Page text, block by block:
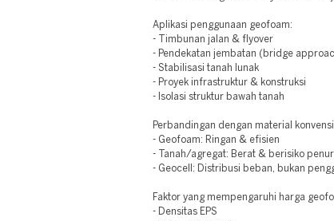
Aplikasi penggunaan geofoam:
- Timbunan jalan & flyover
- Pendekatan jembatan (bridge
- Stabilisasi tanah lunak
- Proyek infrastruktur & konstruksi
- Isolasi struktur bawah tanah
Perbandingan dengan material
- Geofoam: Ringan & efisien
- Tanah/agregat: Berat & berisiko
- Geocell: Distribusi beban, bukan
Faktor yang mempengaruhi harga
- Densitas EPS